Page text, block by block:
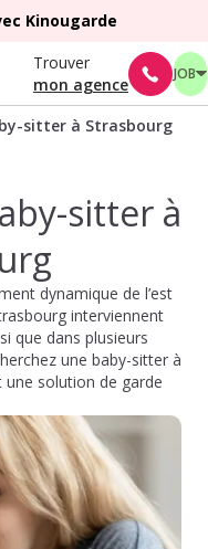
Kinougarde
Trouver
mon agence
JOB
sitter à Strasbourg
sitter à
dynamique de l’est
interviennent
que dans plusieurs
une baby-sitter à
solution de garde